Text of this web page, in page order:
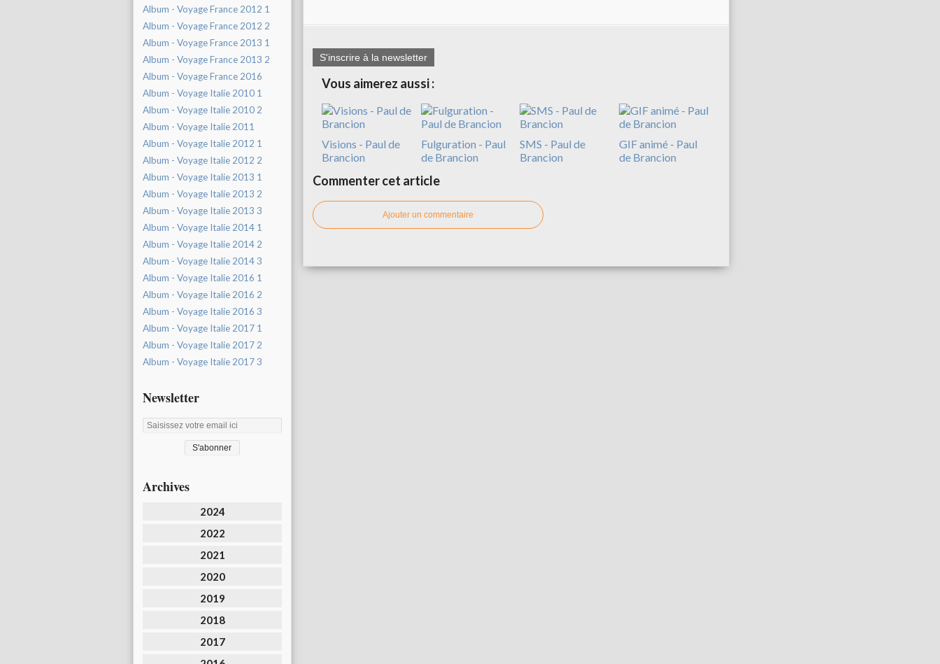
Album - Voyage France 2012 1
Album - Voyage France 2012 2
Album - Voyage France 2013 1
Album - Voyage France 2013 2
Album - Voyage France 2016
Album - Voyage Italie 2010 1
Album - Voyage Italie 2010 2
Album - Voyage Italie 2011
Album - Voyage Italie 2012 1
Album - Voyage Italie 2012 2
Album - Voyage Italie 2013 1
Album - Voyage Italie 2013 2
Album - Voyage Italie 2013 3
Album - Voyage Italie 2014 1
Album - Voyage Italie 2014 2
Album - Voyage Italie 2014 3
Album - Voyage Italie 2016 1
Album - Voyage Italie 2016 2
Album - Voyage Italie 2016 3
Album - Voyage Italie 2017 1
Album - Voyage Italie 2017 2
Album - Voyage Italie 2017 3
Newsletter
Archives
2024
2022
2021
2020
2019
2018
2017
S'inscrire à la newsletter
Vous aimerez aussi :
Visions - Paul de
Brancion
Fulguration - Paul
de Brancion
SMS - Paul de
Brancion
GIF animé - Paul
de Brancion
Commenter cet article
Ajouter un commentaire